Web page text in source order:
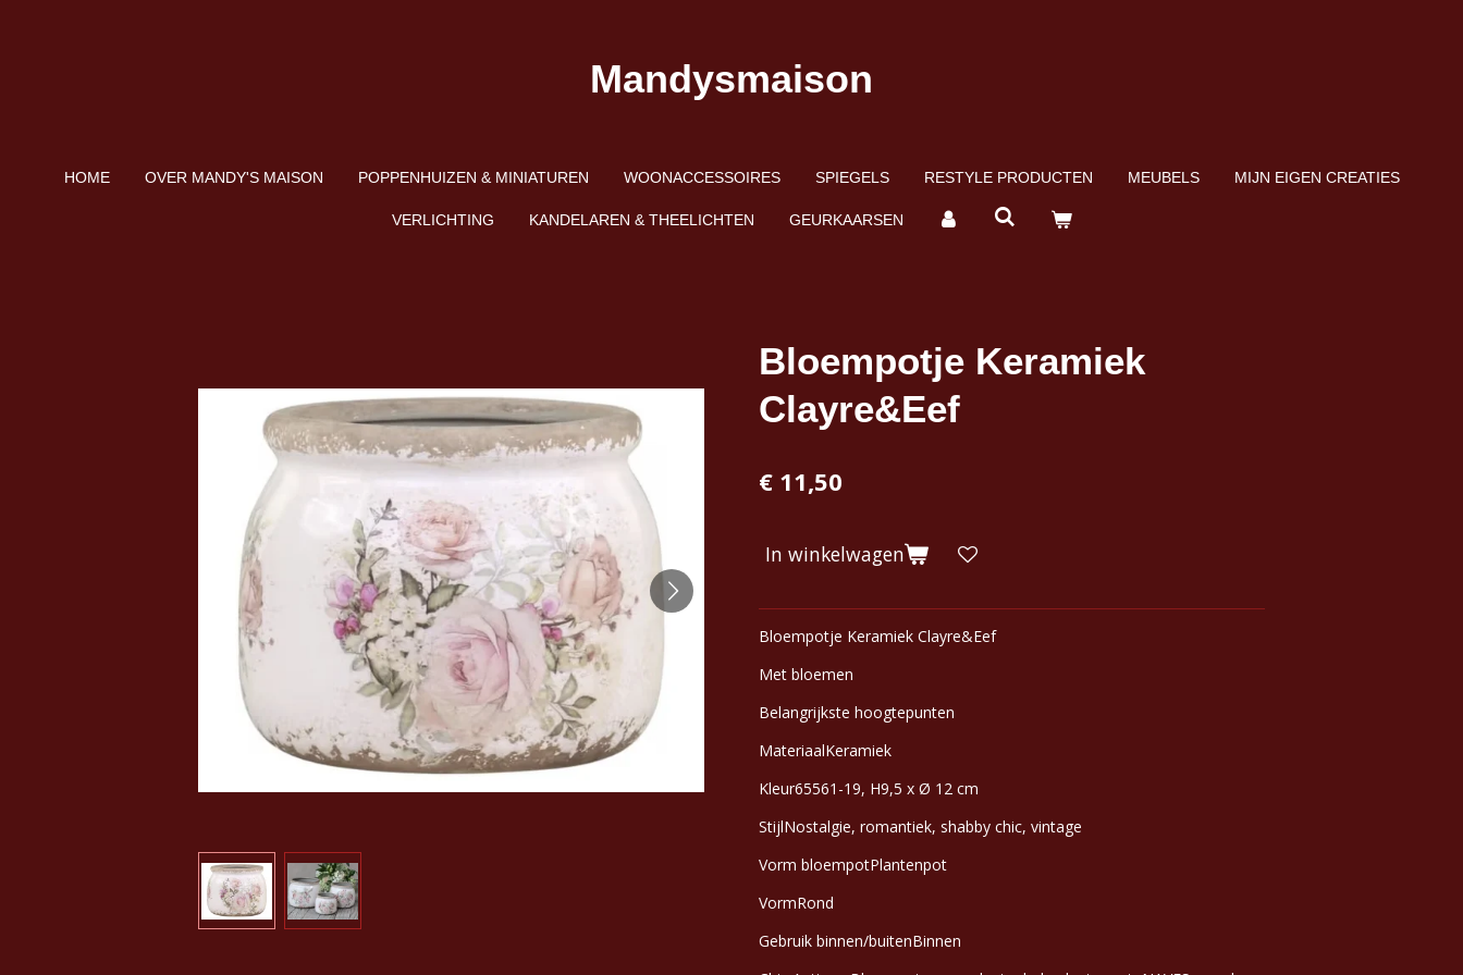
Mandysmaison
HOME OVER MANDY'S MAISON POPPENHUIZEN & MINIATUREN WOONACCESSOIRES SPIEGELS RESTYLE PRODUCTEN MEUBELS MIJN EIGEN CREATIES
VERLICHTING KANDELAREN & THEELICHTEN GEURKAARSEN
Bloempotje Keramiek
Clayre&Eef
€ 11,50
In winkelwagen
Bloempotje Keramiek Clayre&Eef
Met bloemen
Belangrijkste hoogtepunten
MateriaalKeramiek
Kleur65561-19, H9,5 x Ø 12 cm
StijlNostalgie, romantiek, shabby chic, vintage
Vorm bloempotPlantenpot
VormRond
Gebruik binnen/buitenBinnen